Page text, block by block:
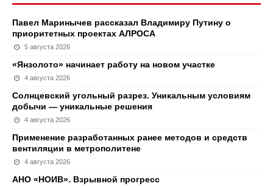
Павел Маринычев рассказал Владимиру Путину о
приоритетных проектах АЛРОСА
5 августа 2026
«Янзолото» начинает работу на новом участке
4 августа 2026
Солнцевский угольный разрез. Уникальным условиям
добычи — уникальные решения
4 августа 2026
Применение разработанных ранее методов и средств
вентиляции в метрополитене
4 августа 2026
АНО «НОИВ». Взрывной прогресс